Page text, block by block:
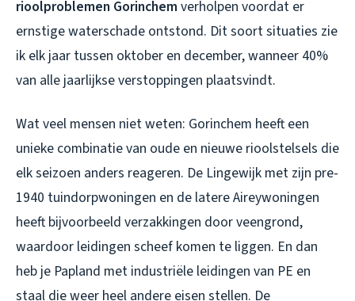
rioolproblemen Gorinchem verholpen voordat er
ernstige waterschade ontstond. Dit soort situaties zie
ik elk jaar tussen oktober en december, wanneer 40%
van alle jaarlijkse verstoppingen plaatsvindt.
Wat veel mensen niet weten: Gorinchem heeft een
unieke combinatie van oude en nieuwe rioolstelsels die
elk seizoen anders reageren. De Lingewijk met zijn pre-
1940 tuindorpwoningen en de latere Aireywoningen
heeft bijvoorbeeld verzakkingen door veengrond,
waardoor leidingen scheef komen te liggen. En dan
heb je Papland met industriële leidingen van PE en
staal die weer heel andere eisen stellen. De